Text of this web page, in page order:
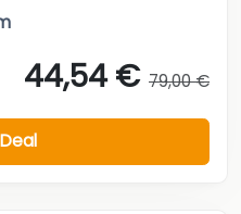
44,54 € 79,00 €